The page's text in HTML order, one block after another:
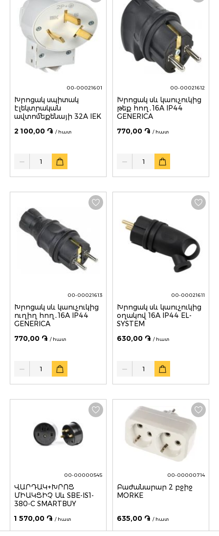
00-00021601
Խրոցակ սպիտակ
էլեկտրական
ավտոմեքենայի 32A IEK
2 100,00 ֏ / հատ
Quantity
00-00021612
Խրոցակ սև կաուչուկից
թեք հող․16A IP44
GENERICA
770,00 ֏ / հատ
Quantity
00-00021613
Խրոցակ սև կաուչուկից
ուղիղ հող․16A IP44
GENERICA
770,00 ֏ / հատ
Quantity
00-00021611
Խրոցակ սև կաուչուկից
օղակով 16A IP44 EL-
SYSTEM
630,00 ֏ / հատ
Quantity
00-00000545
ՎԱՐԴԱԿ+ԽՐՈՑ
ՄԻԱԿՑԻՉ Սև SBE-IS1-
380-C SMARTBUY
1 570,00 ֏ / հատ
00-00000714
Բաժանարար 2 բջիջ
MORKE
635,00 ֏ / հատ